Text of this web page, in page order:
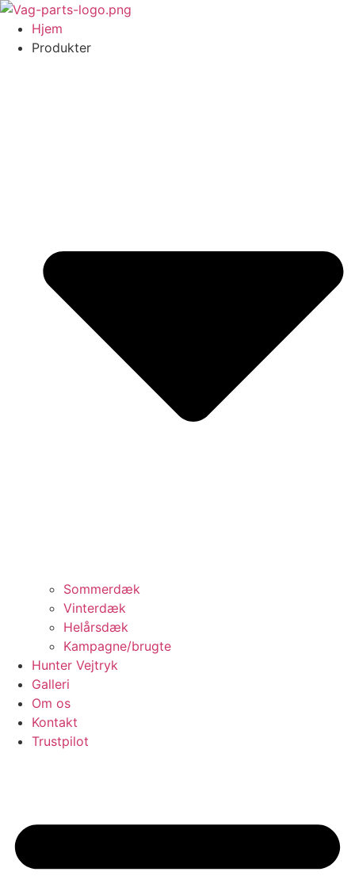
Videre
indhold
Hjem
Produkter
Sommerdæk
Vinterdæk
Helårsdæk
Kampagne/brugte
Hunter Vejtryk
Galleri
Om os
Kontakt
Trustpilot